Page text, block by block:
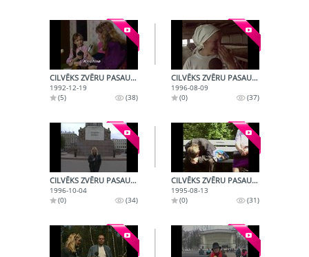
CILVĒKS ZVĒRU PASAULĒ (1992-12-19)
1992-12-19
(5)
(38)
CILVĒKS ZVĒRU PASAULĒ (1996-08-09)
1996-08-09
(0)
(37)
CILVĒKS ZVĒRU PASAULĒ (1996-10-04)
1996-10-04
(0)
(34)
CILVĒKS ZVĒRU PASAULĒ (1995-08-13)
1995-08-13
(0)
(31)